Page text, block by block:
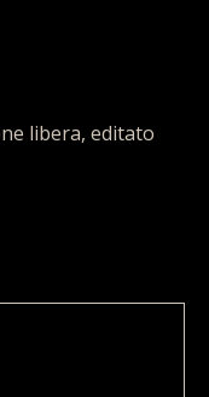
libera, editato